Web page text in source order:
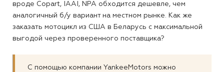
вроде Copart, IAAI, NPA обходится дешевле, чем
аналогичный б/у вариант на местном рынке. Как же
заказать мотоцикл из США в Беларусь с максимальной
выгодой через проверенного поставщика?
С помощью компании YankeeMotors можно